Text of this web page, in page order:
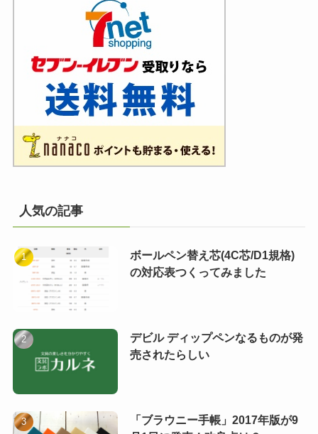
人気の記事
ボールペン替え芯(4C芯/D1規格)
の対応表つくってみました
デビル ディップペンなるものが発
売されたらしい
「ブラウニー手帳」2017年版が9